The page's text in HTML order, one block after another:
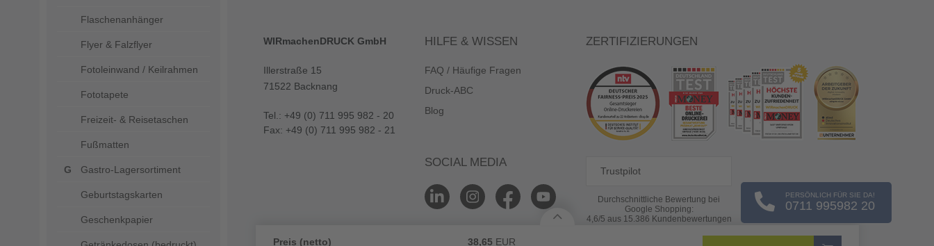
Flaschenanhänger
Flyer & Falzflyer
Fotoleinwand / Keilrahmen
Fototapete
Freizeit- & Reisetaschen
Fußmatten
Gastro-Lagersortiment
Geburtstagskarten
Geschenkpapier
Preis (netto) 38,65 EUR
PERSÖNLICH FÜR SIE DA!
0711 995982 20
WIRmachenDRUCK GmbH
Illerstraße 15
71522 Backnang
Tel.: +49 (0) 711 995 982 - 20
Fax: +49 (0) 711 995 982 - 21
HILFE & WISSEN
FAQ / Häufige Fragen
Druck-ABC
Blog
SOCIAL MEDIA
ZERTIFIZIERUNGEN
Trustpilot
Durchschnittliche Bewertung bei
Google Shopping:
4,6/5 aus 15.386 Kundenbewertungen